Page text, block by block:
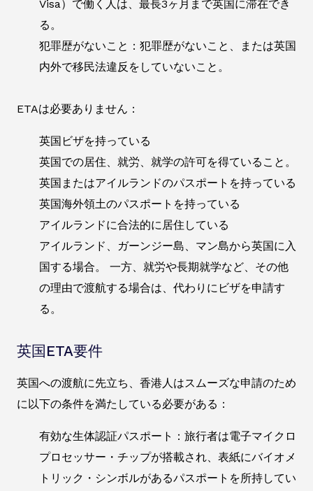
Visa）で働く人は、最長3ヶ月まで英国に滞在でき
る。
犯罪歴がないこと：犯罪歴がないこと、または英国
内外で移民法違反をしていないこと。
ETAは必要ありません：
英国ビザを持っている
英国での居住、就労、就学の許可を得ていること。
英国またはアイルランドのパスポートを持っている
英国海外領土のパスポートを持っている
アイルランドに合法的に居住している
アイルランド、ガーンジー島、マン島から英国に入
国する場合。 一方、就労や長期就学など、その他
の理由で渡航する場合は、代わりにビザを申請す
る。
英国ETA要件
英国への渡航に先立ち、香港人はスムーズな申請のため
に以下の条件を満たしている必要がある：
有効な生体認証パスポート：旅行者は電子マイクロ
プロセッサー・チップが搭載され、表紙にバイオメ
トリック・シンボルがあるパスポートを所持してい